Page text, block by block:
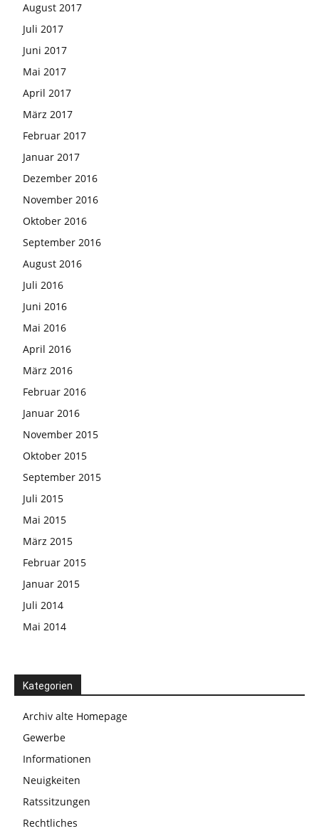
August 2017
Juli 2017
Juni 2017
Mai 2017
April 2017
März 2017
Februar 2017
Januar 2017
Dezember 2016
November 2016
Oktober 2016
September 2016
August 2016
Juli 2016
Juni 2016
Mai 2016
April 2016
März 2016
Februar 2016
Januar 2016
November 2015
Oktober 2015
September 2015
Juli 2015
Mai 2015
März 2015
Februar 2015
Januar 2015
Juli 2014
Mai 2014
Kategorien
Archiv alte Homepage
Gewerbe
Informationen
Neuigkeiten
Ratssitzungen
Rechtliches